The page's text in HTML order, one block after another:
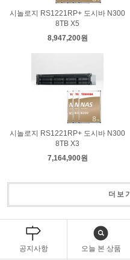
시놀로지 RS1221RP+ 도시바 N300
8TB X5
8,947,200원
시놀로지 RS1221RP+ 도시바 N300
8TB X3
7,164,900원
더보기
공지사항 오늘 본 상품